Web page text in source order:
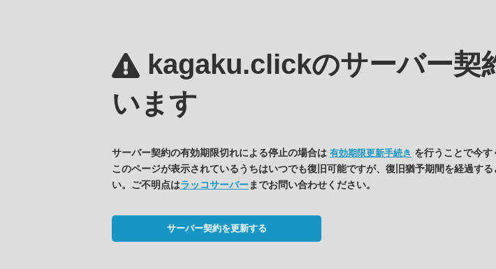
kagaku.clickのサーバー契
います
サーバー契約の有効期限切れによる停止の場合は 有効期限更新手続き を行うことで今す
このページが表示されているうちはいつでも復旧可能ですが、復旧猶予期間を経過す
い。ご不明点はラッコサーバーまでお問い合わせください。
サーバー契約を更新する